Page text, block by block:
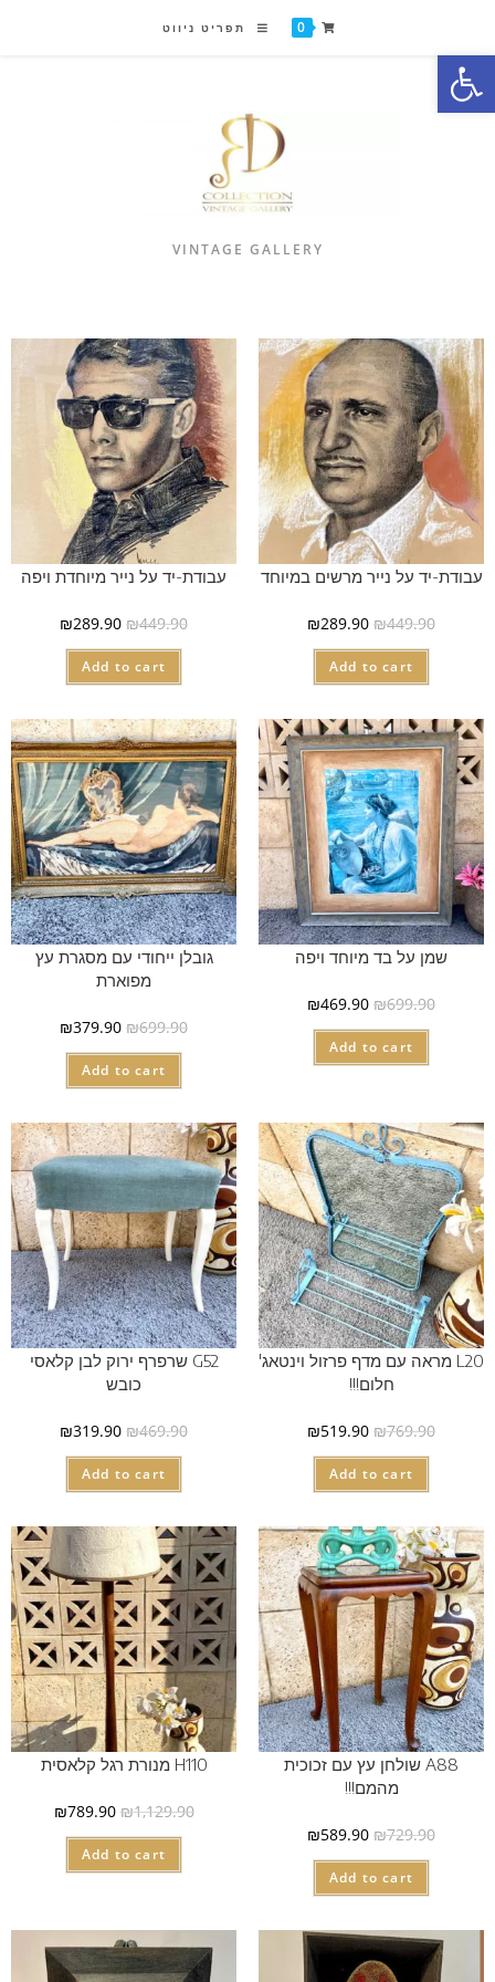
פתח סרגל נגישות
0 תפריט ניווט
VINTAGE GALLERY
עבודת-יד על נייר מרשים במיוחד
₪449.90
₪289.90
Add to cart
עבודת-יד על נייר מיוחדת ויפה
₪449.90
₪289.90
Add to cart
שמן על בד מיוחד ויפה
₪699.90
₪469.90
Add to cart
גובלן ייחודי עם מסגרת עץ
מפוארת
₪699.90
₪379.90
Add to cart
L20 מראה עם מדף פרזול וינטאג'
חלום!!!
₪769.90
₪519.90
Add to cart
G52 שרפרף ירוק לבן קלאסי
כובש
₪469.90
₪319.90
Add to cart
A88 שולחן עץ עם זכוכית
מהמם!!!
₪729.90
₪589.90
Add to cart
H110 מנורת רגל קלאסית
₪1,129.90
₪789.90
Add to cart